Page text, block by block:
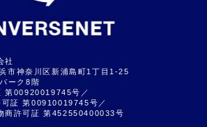
社
市神奈川区新浦島町1丁目1-25
ーク8階
第00920019745号／
可証 第00910019745号／
商許可証 第452550400033号